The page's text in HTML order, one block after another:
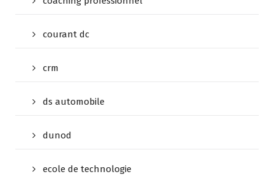
courant dc
crm
ds automobile
dunod
ecole de technologie